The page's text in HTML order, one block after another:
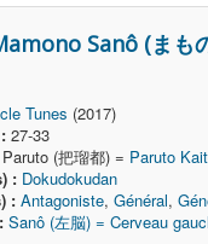
Sanô (まも
Tunes (2017)
27-33
Paruto (把瑠都) = Paruto
: Dokudokudan
: Antagoniste, Général,
Sanô (左脳) = Cerveau